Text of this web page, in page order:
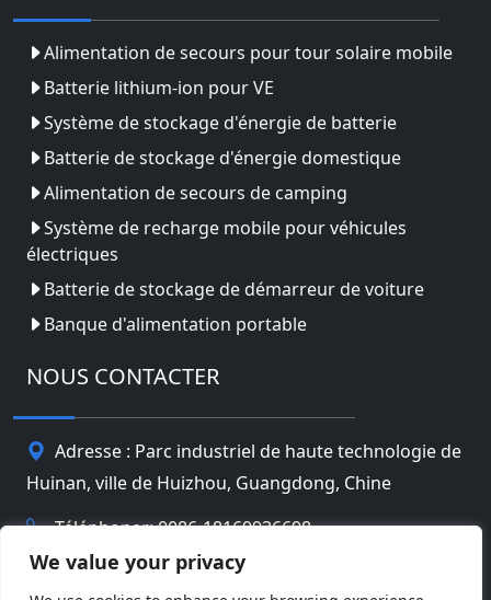
We value your privacy
Alimentation de secours pour tour solaire mobile
Batterie lithium-ion pour VE
Système de stockage d'énergie de batterie
Batterie de stockage d'énergie domestique
Alimentation de secours de camping
Système de recharge mobile pour véhicules
électriques
Batterie de stockage de démarreur de voiture
Banque d'alimentation portable
NOUS CONTACTER
Adresse : Parc industriel de haute technologie de
Huinan, ville de Huizhou, Guangdong, Chine
Téléphoner: 0086-18169936698
info@jbbatterychina.com